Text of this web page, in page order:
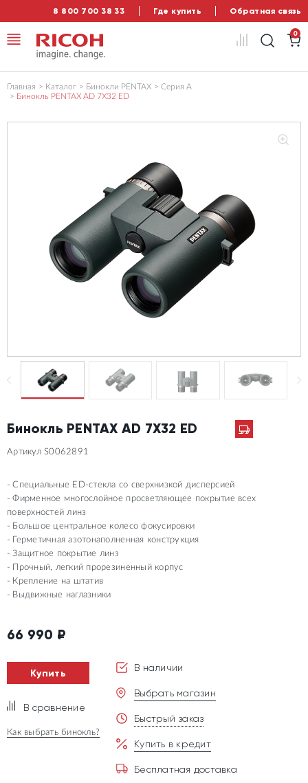
8 800 700 38 33 Где купить Обратная связь
0
Главная Каталог Бинокли PENTAX
Серия А
Бинокль PENTAX AD 7X32 ED
Бинокль PENTAX AD 7X32 ED
Артикул S0062891
Специальные ED-стекла со сверхнизкой дисперсией
Фирменное многослойное просветляющее покрытие всех
поверхностей линз
Большое центральное колесо фокусировки
Герметичная азотонаполненная конструкция
Защитное покрытие линз
Прочный, легкий прорезиненный корпус
Крепление на штатив
Выдвижные наглазники
66 990 ₽
Купить
В сравнение
Как выбрать бинокль?
В наличии
Выбрать магазин
Быстрый заказ
Купить в кредит
Бесплатная доставка